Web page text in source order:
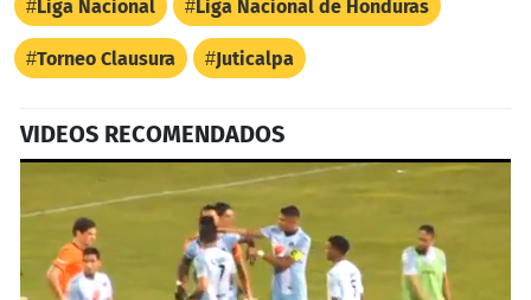
Liga Nacional Liga Nacional de Honduras
Torneo Clausura Juticalpa
VIDEOS RECOMENDADOS